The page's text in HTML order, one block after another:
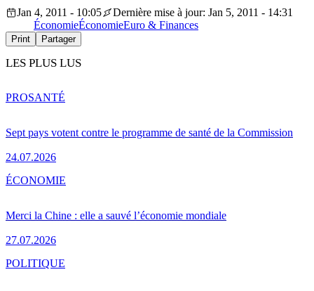
Jan 4, 2011 - 10:05
Dernière mise à jour: Jan 5, 2011 - 14:31
ÉconomieÉconomieEuro & Finances
Print Partager
LES PLUS LUS
Sept pays votent contre le programme de santé de la Commission
24.07.2026
PROSANTÉ
Merci la Chine : elle a sauvé l’économie mondiale
27.07.2026
ÉCONOMIE
POLITIQUE